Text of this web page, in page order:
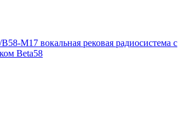
M17 вокальная рековая радиосистема с
Beta58